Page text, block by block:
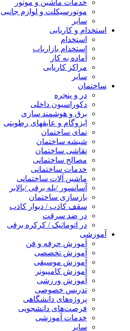
خدمات ماشین و موتور
موتورسیکلت و لوازم جانبی
سایر
استخدام و کاریابی
استخدام
استخدام بازاریاب
آماده به کار
مراکز کاریابی
سایر
ساختمان
در و پنجره
دکوراسیون داخلی
برق و هوشمند سازی
ایزوگام و عایقهای رطوبتی
نمای ساختمان
شیشه ساختمان
نقاشی ساختمان
مصالح ساختمانی
خدمات ساختمانی
ماشین آلات ساختمانی
آسانسور /پله برقی /بالابر
بازسازی ساختمان
سقف کاذب / دیوار کاذب
در ضد سرقت
در اتوماتیک / کرکره برقی
آموزشی
آموزش حرفه و فن
آموزش تخصصی
آموزش موسیقی
آموزش کامپیوتر
آموزش ورزشی
تدریس خصوصی
پروژه‌های دانشگاهی
فرصت‌های دانشجویی
خدمات آموزشی
سایر